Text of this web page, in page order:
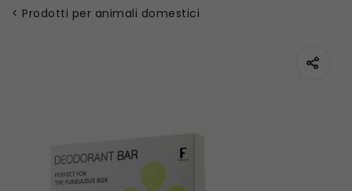
Prodotti per animali domestici